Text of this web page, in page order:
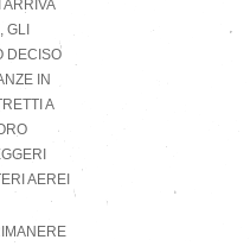
GLI
DECISO
IN
A
AEREI